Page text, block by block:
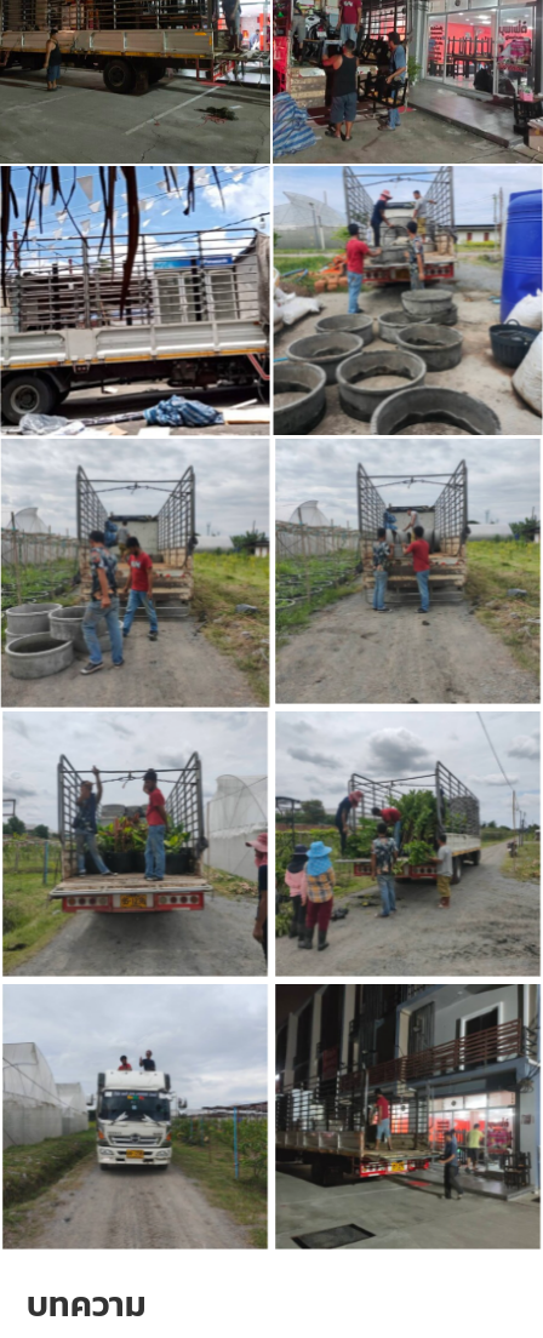
บทความ